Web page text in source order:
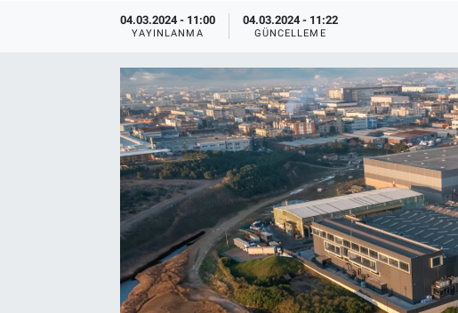
04.03.2024 - 11:00
YAYINLANMA
04.03.2024 - 11:22
GÜNCELLEME
EndüstriST
Enerjisini Üreten Fabrikalar
Endüstri 4.0 Uygulamaları
Ağır Sanayi Çözümleri